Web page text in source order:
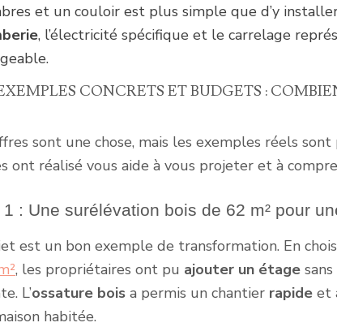
et un couloir est plus simple que d’y
, l’électricité spécifique et le carrelage
CONCRETS ET BUDGETS :
sont une chose, mais les exemples réels
ont réalisé vous aide à vous projeter et à
1 : Une surélévation bois de 62 m² pour
est un bon exemple de transformation. En
, les propriétaires ont pu ajouter un étage
L’ossature bois a permis un chantier rapide et
habitée.